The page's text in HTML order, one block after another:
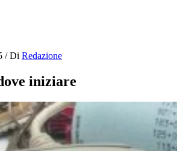
/ Di Redazione
iniziare